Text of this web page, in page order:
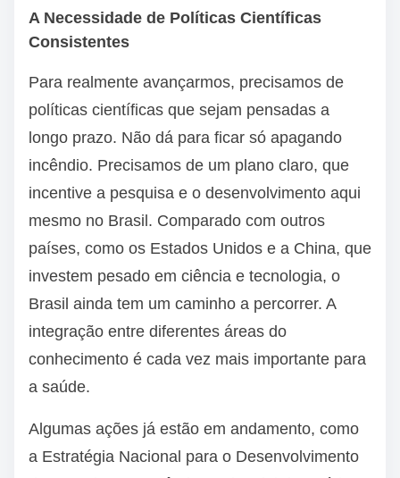
A Necessidade de Políticas Científicas
Consistentes
Para realmente avançarmos, precisamos de
políticas científicas que sejam pensadas a
longo prazo. Não dá para ficar só apagando
incêndio. Precisamos de um plano claro, que
incentive a pesquisa e o desenvolvimento aqui
mesmo no Brasil. Comparado com outros
países, como os Estados Unidos e a China, que
investem pesado em ciência e tecnologia, o
Brasil ainda tem um caminho a percorrer. A
integração entre diferentes áreas do
conhecimento é cada vez mais importante para
a saúde.
Algumas ações já estão em andamento, como
a Estratégia Nacional para o Desenvolvimento